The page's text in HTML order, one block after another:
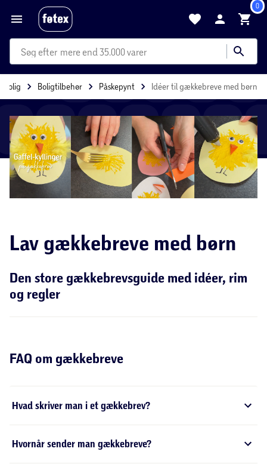
0
mere end 35.000 varer
Bolig Boligtilbehør Påskepynt Idéer til gækkebreve med børn
Lav gækkebreve med børn
Den store gækkebrevsguide med idéer, rim
og regler
FAQ om gækkebreve
Hvad skriver man i et gækkebrev?
Hvornår sender man gækkebreve?